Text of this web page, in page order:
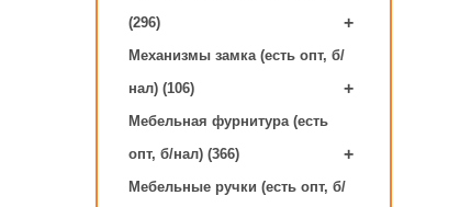
(296)
+
Механизмы замка (есть опт, б/
нал) (106)
+
Мебельная фурнитура (есть
опт, б/нал) (366)
+
Мебельные ручки (есть опт, б/